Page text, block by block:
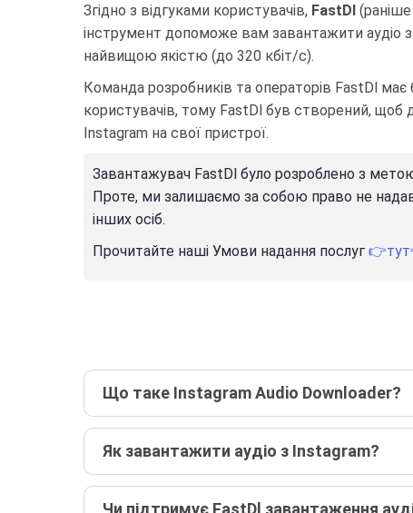
Згідно з відгуками користувачів, FastDl
інструмент допоможе вам завантажити аудіо з
найвищою якістю (до 320 кбіт/с).
Команда розробників та операторів FastDl має
користувачів, тому FastDl був створений,
Instagram на свої пристрої.
Завантажувач FastDl було розроблено з метою
Проте, ми залишаємо за собою право не
інших осіб.
Прочитайте наші Умови надання послуг
Що таке Instagram Audio Downloader?
Як завантажити аудіо з Instagram?
Чи підтримує FastDl завантаження